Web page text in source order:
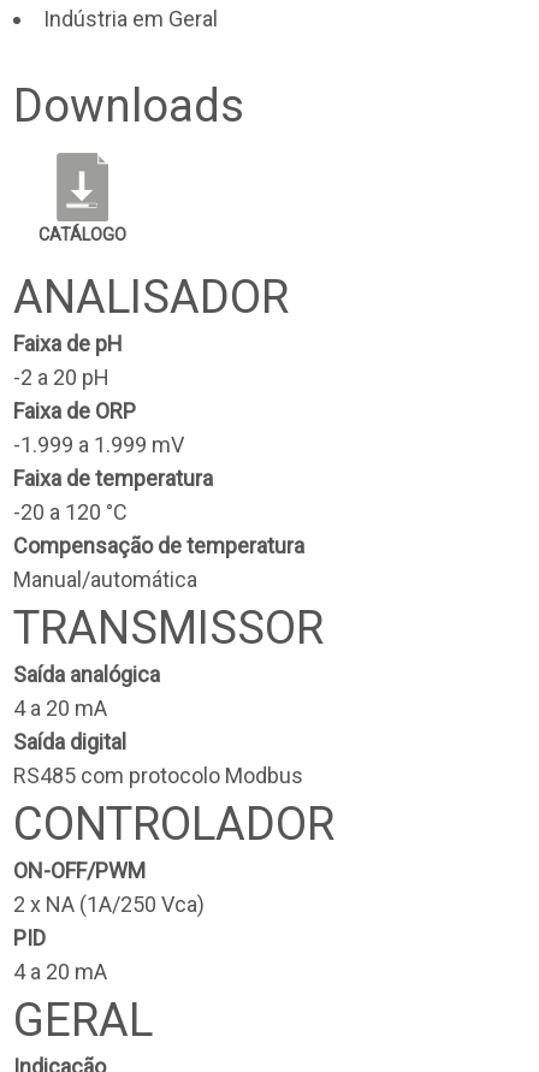
Indústria em Geral
Downloads
CATÁLOGO
ANALISADOR
Faixa de pH
-2 a 20 pH
Faixa de ORP
-1.999 a 1.999 mV
Faixa de temperatura
-20 a 120 °C
Compensação de temperatura
Manual/automática
TRANSMISSOR
Saída analógica
4 a 20 mA
Saída digital
RS485 com protocolo Modbus
CONTROLADOR
ON-OFF/PWM
2 x NA (1A/250 Vca)
PID
4 a 20 mA
GERAL